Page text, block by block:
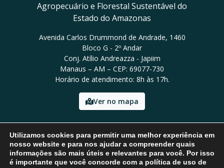
Agropecuário e Florestal Sustentável do
Estado do Amazonas
Avenida Carlos Drummond de Andrade, 1460
Bloco G - 2º Andar
Conj. Atílio Andreazza - Japiim
Manaus – AM – CEP: 69077-730
Horário de atendimento: 8h às 17h.
Ver no mapa
Email: presidencia@idam.am.gov.br
Tel: (92) 98452-9911
Utilizamos cookies para permitir uma melhor experiência em
nosso website e para nos ajudar a compreender quais
informações são mais úteis e relevantes para você. Por isso
é importante que você concorde com a política de uso de